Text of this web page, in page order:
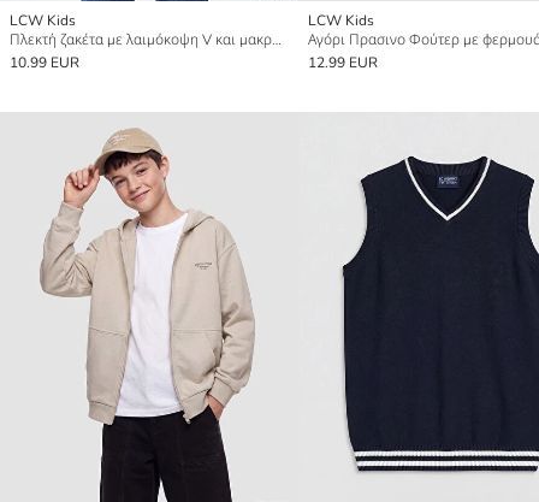
LCW Kids
Πλεκτή ζακέτα με λαιμόκοψη V και μακρύ μανίκι για αγόρια
10.99 EUR
LCW Kids
Αγόρι Πρασινο Φούτερ με
12.99 EUR